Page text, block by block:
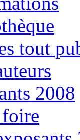
tout
2008